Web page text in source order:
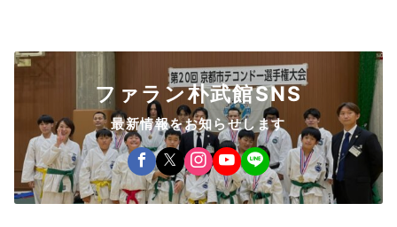
ファラン朴武館SNS
最新情報をお知らせします